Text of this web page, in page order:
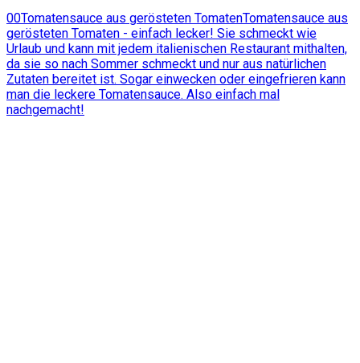
00Tomatensauce aus gerösteten TomatenTomatensauce aus
gerösteten Tomaten - einfach lecker! Sie schmeckt wie
Urlaub und kann mit jedem italienischen Restaurant mithalten,
da sie so nach Sommer schmeckt und nur aus natürlichen
Zutaten bereitet ist. Sogar einwecken oder eingefrieren kann
man die leckere Tomatensauce. Also einfach mal
nachgemacht!